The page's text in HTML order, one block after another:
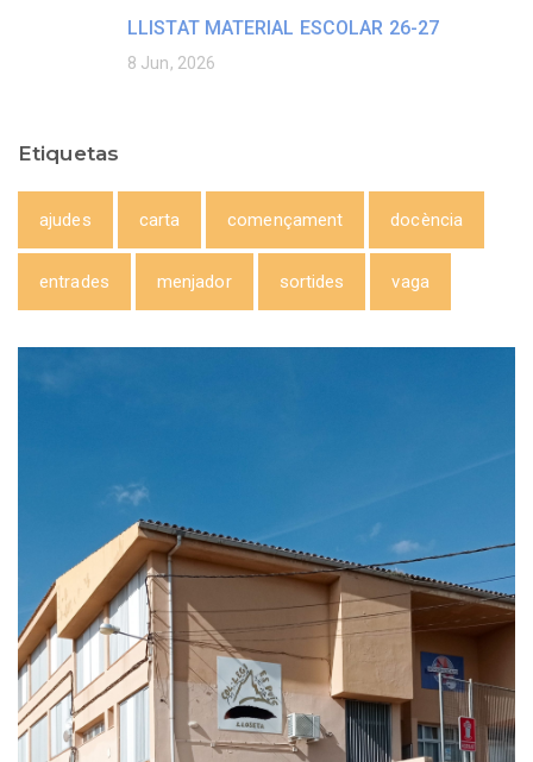
LLISTAT MATERIAL ESCOLAR 26-27
8 Jun, 2026
Etiquetas
ajudes carta començament docència
entrades menjador sortides vaga